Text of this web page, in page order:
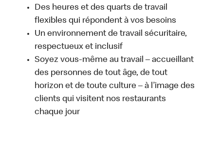
Des heures et des quarts de travail
flexibles qui répondent à vos besoins
Un environnement de travail sécuritaire,
respectueux et inclusif
Soyez vous-même au travail – accueillant
des personnes de tout âge, de tout
horizon et de toute culture – à l’image des
clients qui visitent nos restaurants
chaque jour